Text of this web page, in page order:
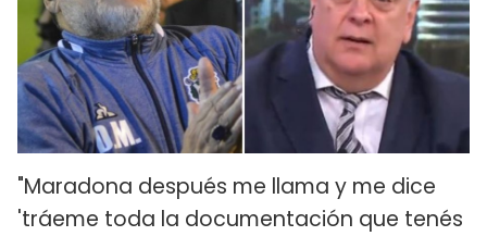
"Maradona después me llama y me dice
'tráeme toda la documentación que tenés